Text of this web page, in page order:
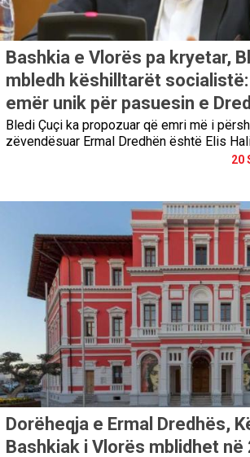
Bashkia e Vlorës pa kryetar,
mbledh këshilltarët
emër unik për pasuesin e
Bledi Çuçi ka propozuar që emri më i
zëvendësuar Ermal Dredhën është Elis
20
Dorëheqja e Ermal Dredhës,
Bashkiak i Vlorës mblidhet